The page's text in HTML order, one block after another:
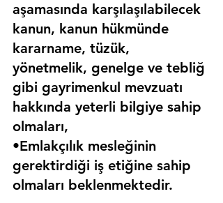
aşamasında karşılaşılabilecek
kanun, kanun hükmünde
kararname, tüzük,
yönetmelik, genelge ve tebliğ
gibi gayrimenkul mevzuatı
hakkında yeterli bilgiye sahip
olmaları,
•Emlakçılık mesleğinin
gerektirdiği iş etiğine sahip
olmaları beklenmektedir.